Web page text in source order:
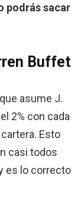
podrás sacar
Buffet
asume J.
2% con cada
Esto
casi todos
es lo correcto